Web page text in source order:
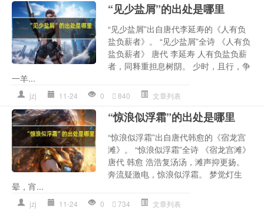
“见少盐屑”的出处是哪里
“见少盐屑”出自唐代李延寿的《人有负
盐负薪者》。 “见少盐屑”全诗 《人有负
盐负薪者》 唐代 李延寿 人有负盐负薪
者，同释重担息树阴。 少时，且行，争
一羊...
jzj 11-24 0 840 文章列表
“惊浪似浮霜”的出处是哪里
“惊浪似浮霜”出自唐代韩愈的《宿龙宫
滩》。 “惊浪似浮霜”全诗 《宿龙宫滩》
唐代 韩愈 浩浩复汤汤，滩声抑更扬。
奔流疑激电，惊浪似浮霜。 梦觉灯生
晕，宵...
jzj 11-24 0 734 文章列表